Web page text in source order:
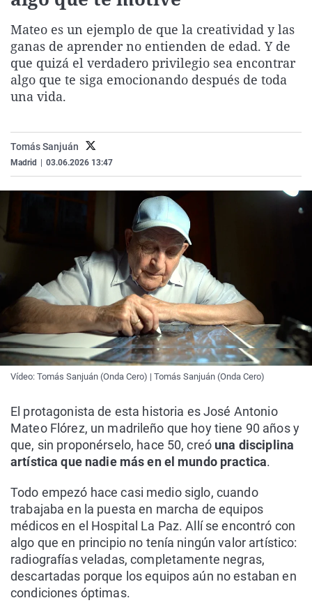
Gente viajera
Como el perro y el
Retornados
Equipo de
Operación Viuda
Galicia
La Rioja
Navarra
Televisión
Elecciones
Mateo es un ejemplo de que la creatividad y las
ganas de aprender no entienden de edad. Y de
que quizá el verdadero privilegio sea encontrar
algo que te siga emocionando después de toda
una vida.
Tomás Sanjuán
Madrid 03.06.2026 13:47
Vídeo: Tomás Sanjuán (Onda Cero) | Tomás Sanjuán (Onda Cero)
El protagonista de esta historia es José Antonio
Mateo Flórez, un madrileño que hoy tiene 90 años y
que, sin proponérselo, hace 50, creó una disciplina
artística que nadie más en el mundo practica.
Todo empezó hace casi medio siglo, cuando
trabajaba en la puesta en marcha de equipos
médicos en el Hospital La Paz. Allí se encontró con
algo que en principio no tenía ningún valor artístico:
radiografías veladas, completamente negras,
descartadas porque los equipos aún no estaban en
condiciones óptimas.